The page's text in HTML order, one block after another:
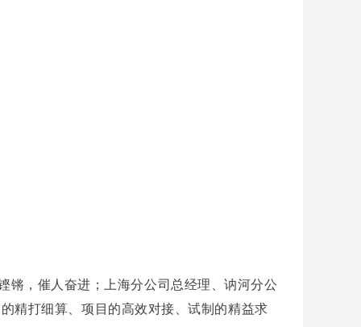
，催人奋进；上海分公司总经理、讷河分公
精打细算、项目的高效对接、试制的精益求